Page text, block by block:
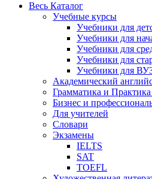
Весь Каталог
Учебные курсы
Учебники для
Учебники для
Учебники для
Учебники для
Учебники для
Академический
Грамматика и
Бизнес и
Для учителей
Словари
Экзамены
IELTS
SAT
TOEFL